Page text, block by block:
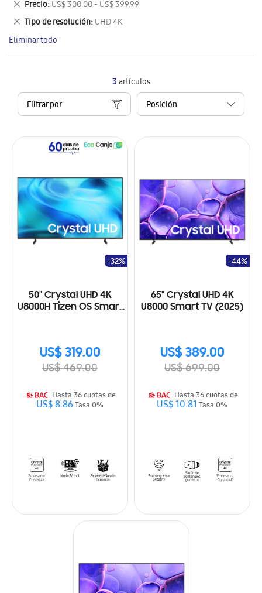
3artículos
Filtrar por
50" Crystal UHD 4K
U8000H Tizen OS Smart
US$ 319.00
US$ 469.00
-32%
Hasta 36 cuotas de
US$ 8.86Tasa 0%
65" Crystal UHD 4K
U8000 Smart TV (2025)
US$ 389.00
US$ 699.00
-44%
Hasta 36 cuotas de
US$ 10.81 Tasa 0%
artículo
Precio US$ 300.00 - US$ 399.99
Eliminar
este
artículo
Tipo de resolución UHD 4K
Eliminar
este
artículo
Eliminar todo